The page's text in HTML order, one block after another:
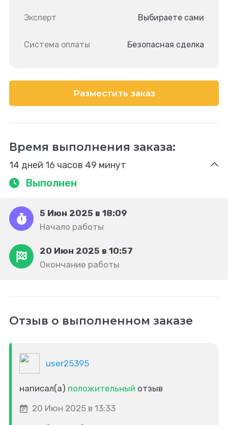
Эксперт Выбираете сами
Система оплаты Безопасная сделка
Разместить заказ
Время выполнения заказа:
14 дней 16 часов 49 минут
Выполнен
5 Июн 2025 в 18:09
Начало работы
20 Июн 2025 в 10:57
Окончание работы
Отзыв о выполненном заказе
user25395
написал(а) положительный отзыв
20 Июн 2025 в 13:33